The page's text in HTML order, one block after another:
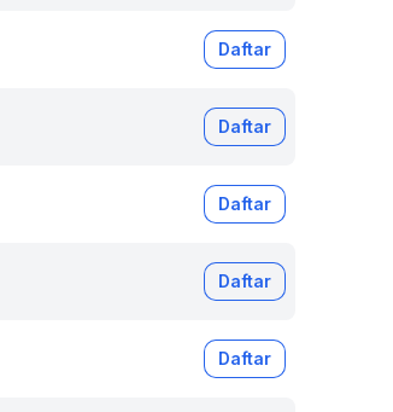
Daftar
Daftar
Daftar
Daftar
Daftar